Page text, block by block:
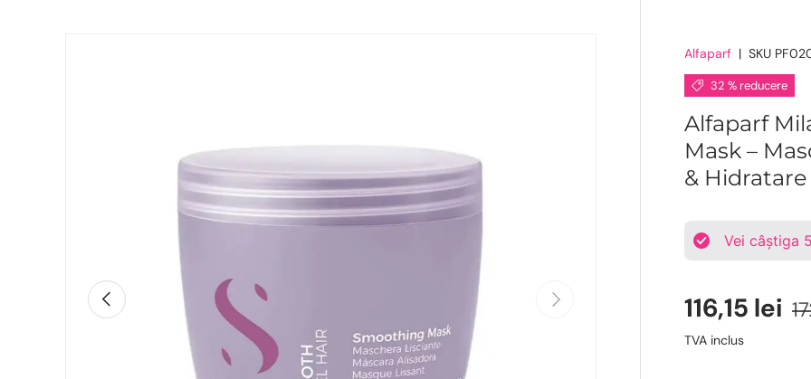
Anterior Urmǎtor
Alfaparf | SKU
32 % reducere
Alfaparf
Mask –
&
Vei câștiga
116,15 lei
TVA inclus